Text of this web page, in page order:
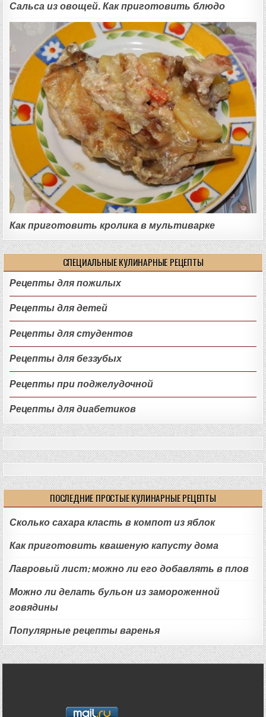
Сальса из овощей. Как приготовить блюдо
Как приготовить кролика в мультиварке
СПЕЦИАЛЬНЫЕ КУЛИНАРНЫЕ РЕЦЕПТЫ
Рецепты для пожилых
Рецепты для детей
Рецепты для студентов
Рецепты для беззубых
Рецепты при поджелудочной
Рецепты для диабетиков
ПОСЛЕДНИЕ ПРОСТЫЕ КУЛИНАРНЫЕ РЕЦЕПТЫ
Сколько сахара класть в компот из яблок
Как приготовить квашеную капусту дома
Лавровый лист: можно ли его добавлять в плов
Можно ли делать бульон из замороженной
говядины
Популярные рецепты варенья